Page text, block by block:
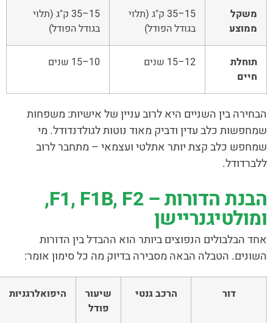
משקל
ממוצע
15–35 ק"ג (תלוי
בגודל הפודל)
15–35 ק"ג (תלוי
בגודל הפודל)
תוחלת
חיים
12–15 שנים 10–15 שנים
הבחירה בין השניים היא לרוב עניין של אישיות: משפחות
שמחפשות כלב עדין ודביק מאוד נוטות לגולדנדודל. מי
שמחפש כלב קצת יותר אתלטי ועצמאי – מתחבר לרוב
ללברדודל.
הבנת הדורות – F1, F1B, F2,
ומולטיגנריישן
אחד הבלבולים הנפוצים ביותר הוא ההבדל בין הדורות
השונים. הטבלה הבאה מסבירה בדיוק מה כל סימון אומר:
דור הרכב גנטי
שיעור
פודל
היפואלרגניות